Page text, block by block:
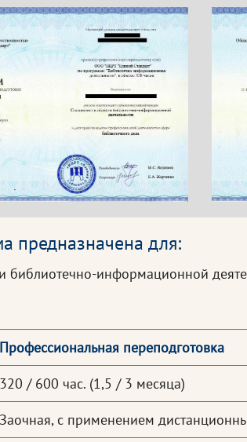
предназначена для:
библиотечно-информационной
Профессиональная переподготовка
320 / 600 час. (1,5 / 3 месяца)
Заочная, с применением